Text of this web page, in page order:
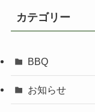
カテゴリー
BBQ
お知らせ